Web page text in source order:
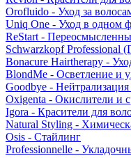
Orofluido - Уход за
Uniq One - Уход в одном
ReStart -
Schwarzkopf Professional
Bonacure Hairtherapy -
BlondMe - Осветление и
Goodbye -
Oxigenta - Окислители и
Igora - Красители для
Natural Styling -
Osis - Стайлинг
Professionnelle -